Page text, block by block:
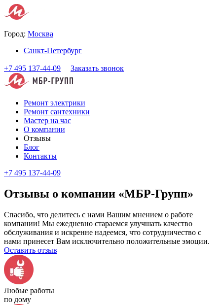
Город: Москва
Санкт-Петербург
+7 495 137-44-09 Заказать звонок
Ремонт электрики
Ремонт сантехники
Мастер на час
О компании
Отзывы
Блог
Контакты
+7 495 137-44-09
Отзывы о компании «МБР-Групп»
Спасибо, что делитесь с нами Вашим мнением о работе
компании! Мы ежедневно стараемся улучшать качество
обслуживания и искренне надеемся, что сотрудничество с
нами принесет Вам исключительно положительные эмоции.
Оставить отзыв
Любые работы
по дому